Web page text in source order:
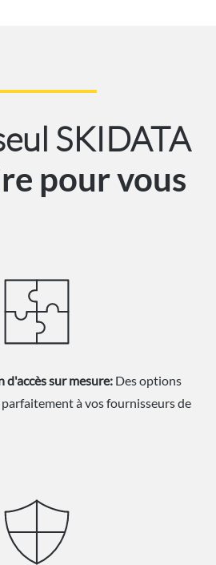
SKIDATA
pour vous
d'accès sur mesure: Des options
à vos fournisseurs de